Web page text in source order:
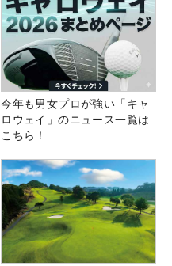
今年も男女プロが強い「キャ
ロウェイ」のニュース一覧は
こちら！